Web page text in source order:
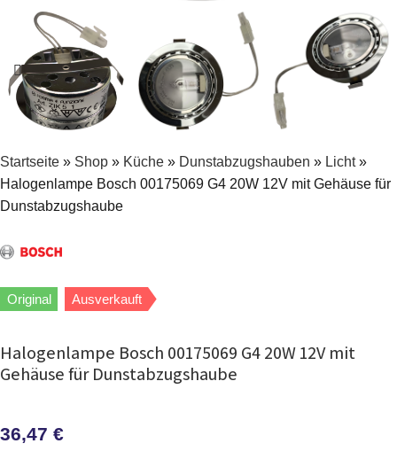
Startseite » Shop » Küche » Dunstabzugshauben » Licht»
Halogenlampe Bosch 00175069 G4 20W 12V mit Gehäuse für
Dunstabzugshaube
Original Ausverkauft
Halogenlampe Bosch 00175069 G4 20W 12V mit
Gehäuse für Dunstabzugshaube
36,47 €